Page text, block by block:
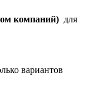
компаний) для
вариантов